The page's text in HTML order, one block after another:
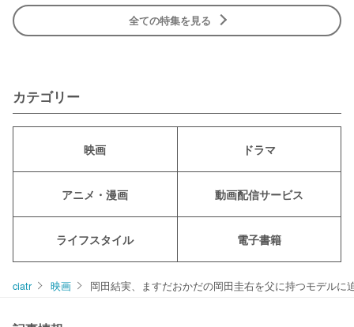
全ての特集を見る
カテゴリー
映画 ドラマ
アニメ・漫画 動画配信サービス
ライフスタイル 電子書籍
ciatr 映画 岡田結実、ますだおかだの岡田圭右を父に持つモデルに